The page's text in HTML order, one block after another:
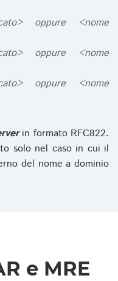
oppure <nome
oppure <nome
oppure <nome
in formato RFC822.
solo nel caso in cui il
del nome a dominio
e MRE